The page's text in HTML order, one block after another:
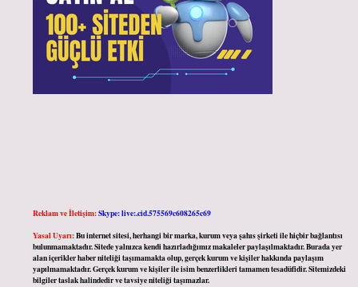
Reklam ve İletişim:Skype: live:.cid.575569c608265c69
Yasal Uyarı:Bu internet sitesi, herhangi bir marka, kurum veya şahıs şirketi ile hiçbir bağlantısı
bulunmamaktadır. Sitede yalnızca kendi hazırladığımız makaleler paylaşılmaktadır. Burada yer
alan içerikler haber niteliği taşımamakta olup, gerçek kurum ve kişiler hakkında paylaşım
yapılmamaktadır. Gerçek kurum ve kişiler ile isim benzerlikleri tamamen tesadüfidir. Sitemizdeki
bilgiler taslak halindedir ve tavsiye niteliği taşımazlar.